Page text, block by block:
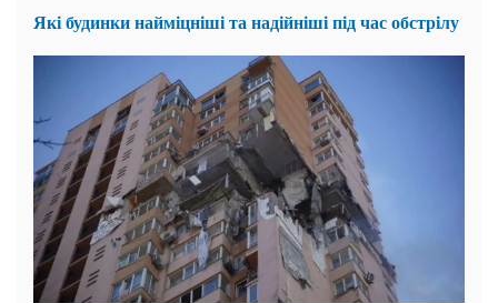
Які будинки найміцніші та надійніші під час обстрілу